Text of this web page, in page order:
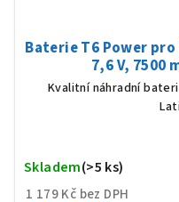
Baterie T6 Power
7,6 V, 7500
Kvalitní náhradní
1 179 Kč bez DPH
Skladem(>5 ks)